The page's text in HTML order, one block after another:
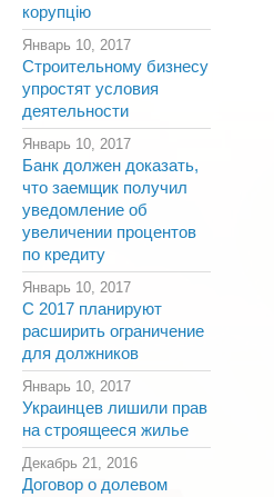
корупцію
Январь 10, 2017
Строительному бизнесу
упростят условия
деятельности
Январь 10, 2017
Банк должен доказать,
что заемщик получил
уведомление об
увеличении процентов
по кредиту
Январь 10, 2017
С 2017 планируют
расширить ограничение
для должников
Январь 10, 2017
Украинцев лишили прав
на строящееся жилье
Декабрь 21, 2016
Договор о долевом